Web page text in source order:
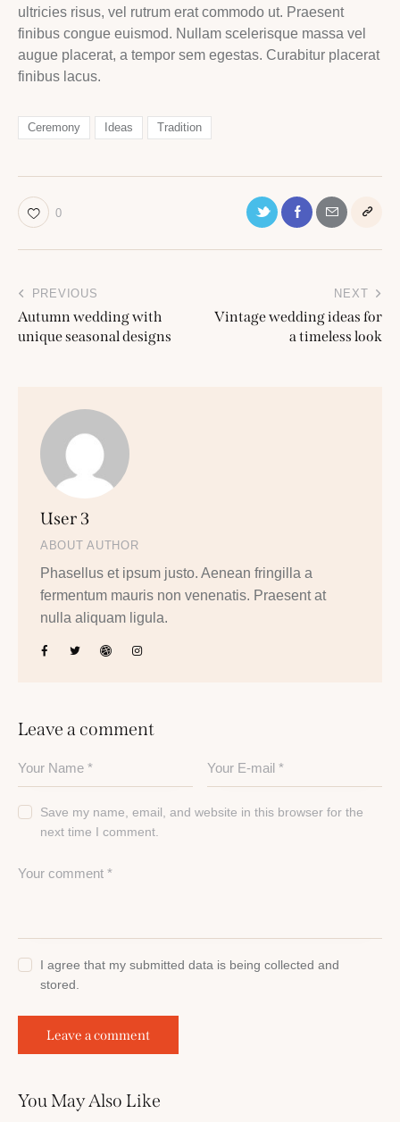
ultricies risus, vel rutrum erat commodo ut. Praesent
finibus congue euismod. Nullam scelerisque massa vel
augue placerat, a tempor sem egestas. Curabitur placerat
finibus lacus.
Ceremony Ideas Tradition
0
Post
navigation
PREVIOUS
Autumn wedding with
unique seasonal designs
NEXT
Vintage wedding ideas for
a timeless look
User 3
ABOUT AUTHOR
Phasellus et ipsum justo. Aenean fringilla a
fermentum mauris non venenatis. Praesent at
nulla aliquam ligula.
Leave a comment
Save my name, email, and website in this browser for the
next time I comment.
I agree that my submitted data is being collected and
stored.
You May Also Like